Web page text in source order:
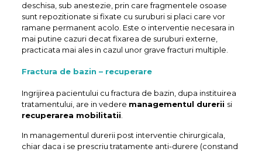
deschisa, sub anestezie, prin care fragmentele osoase
sunt repozitionate si fixate cu suruburi si placi care vor
ramane permanent acolo. Este o interventie necesara in
mai putine cazuri decat fixarea de suruburi externe,
practicata mai ales in cazul unor grave fracturi multiple.
Fractura de bazin – recuperare
Ingrijirea pacientului cu fractura de bazin, dupa instituirea
tratamentului, are in vedere managementul durerii si
recuperarea mobilitatii
In managementul durerii post interventie chirurgicala,
chiar daca i se prescriu tratamente anti-durere (constand